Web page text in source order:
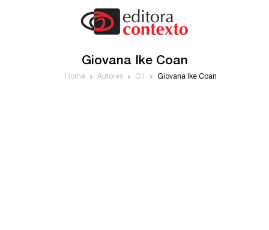
Giovana Ike Coan
Home Autores G1 Giovana Ike Coan